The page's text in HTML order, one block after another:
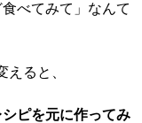
べてみて」なんて
ると、
ピを元に作ってみ